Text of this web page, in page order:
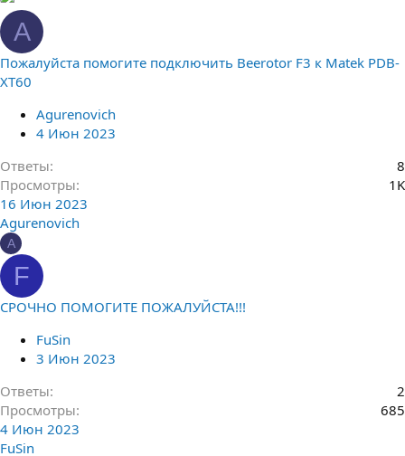
A
Пожалуйста помогите подключить Beerotor F3 к Matek PDB-
XT60
Agurenovich
4 Июн 2023
Ответы
8
Просмотры
1K
16 Июн 2023
Agurenovich
A
F
СРОЧНО ПОМОГИТЕ ПОЖАЛУЙСТА!!!
FuSin
3 Июн 2023
Ответы
2
Просмотры
685
4 Июн 2023
FuSin